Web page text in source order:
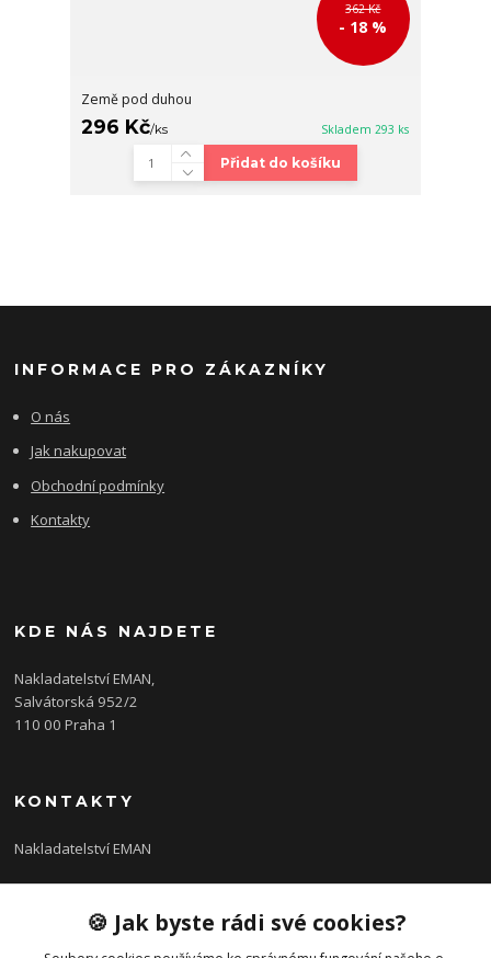
362 Kč
- 18 %
Země pod duhou
296 Kč/ks Skladem 293 ks
Přidat do košíku
INFORMACE PRO ZÁKAZNÍKY
O nás
Jak nakupovat
Obchodní podmínky
Kontakty
KDE NÁS NAJDETE
Nakladatelství EMAN,
Salvátorská 952/2
110 00 Praha 1
KONTAKTY
Nakladatelství EMAN
+420 607 588 618
(Po-Pá, 9-17 hod.)
🍪 Jak byste rádi své cookies?